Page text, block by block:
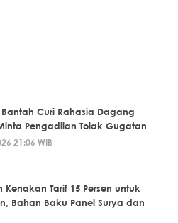
Curi Rahasia Dagang
Pengadilan Tolak Gugatan
21:06 WIB
Kenakan Tarif 15 Persen untuk
Bahan Baku Panel Surya dan